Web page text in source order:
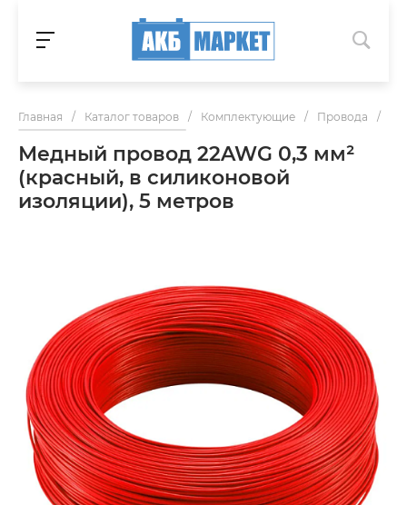
Главная / Каталог товаров / Комплектующие / Провода /
Медный провод 22AWG 0,3 мм²
(красный, в силиконовой
изоляции), 5 метров